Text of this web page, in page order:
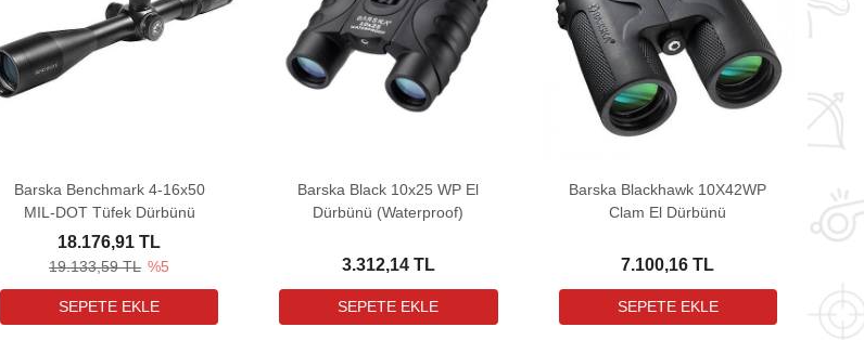
Barska Benchmark 4-16x50
MIL-DOT Tüfek Dürbünü
19.133,59 TL %5
18.176,91 TL
Barska Black 10x25 WP El
Dürbünü (Waterproof)
3.312,14 TL
Barska Blackhawk 10X42WP
Clam El Dürbünü
7.100,16 TL